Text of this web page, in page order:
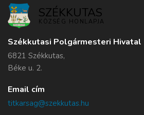
SZÉKKUTAS
KÖZSÉG HONLAPJA
Székkutasi Polgármesteri Hivatal
6821 Székkutas,
Béke u. 2.
Email cím
titkarsag@szekkutas.hu